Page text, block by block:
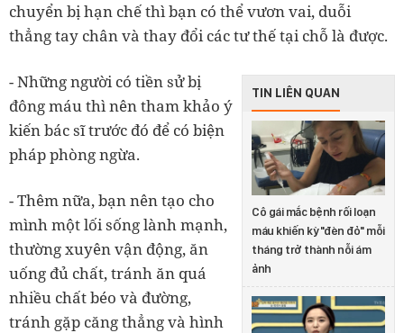
chuyển bị hạn chế thì bạn có thể vươn vai, duỗi
thẳng tay chân và thay đổi các tư thế tại chỗ là được.
TIN LIÊN QUAN
Cô gái mắc bệnh rối loạn
máu khiến kỳ "đèn đỏ" mỗi
tháng trở thành nỗi ám
ảnh
- Những người có tiền sử bị
đông máu thì nên tham khảo ý
kiến bác sĩ trước đó để có biện
pháp phòng ngừa.
- Thêm nữa, bạn nên tạo cho
mình một lối sống lành mạnh,
thường xuyên vận động, ăn
uống đủ chất, tránh ăn quá
nhiều chất béo và đường,
tránh gặp căng thẳng và hình